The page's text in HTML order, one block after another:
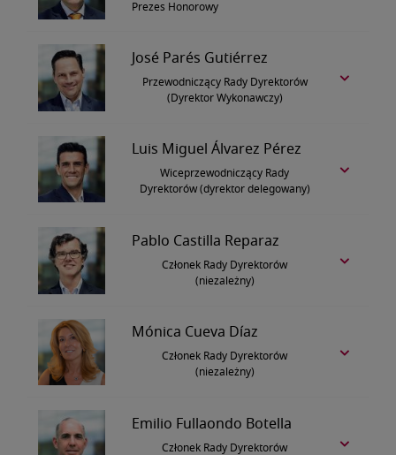
Prezes Honorowy
José Parés Gutiérrez
Przewodniczący Rady Dyrektorów
(Dyrektor Wykonawczy)
Luis Miguel Álvarez Pérez
Wiceprzewodniczący Rady
Dyrektorów (dyrektor delegowany)
Pablo Castilla Reparaz
Członek Rady Dyrektorów
(niezależny)
Mónica Cueva Díaz
Członek Rady Dyrektorów
(niezależny)
Emilio Fullaondo Botella
Członek Rady Dyrektorów